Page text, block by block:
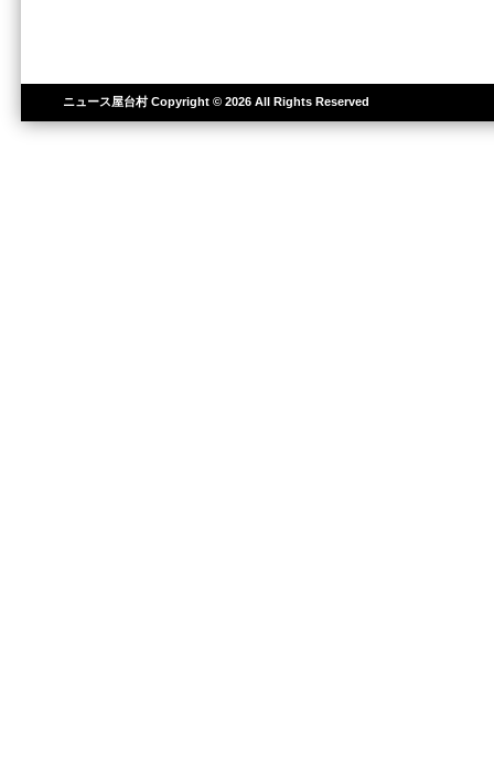
ニュース屋台村Copyright © 2026 All Rights Reserved